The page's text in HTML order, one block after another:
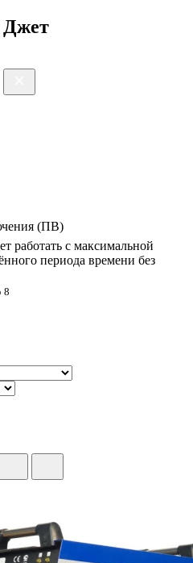
Джет
(ПВ)
работать с максимальной
периода времени без
8